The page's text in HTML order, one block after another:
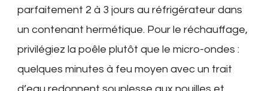
parfaitement 2 à 3 jours au réfrigérateur dans
un contenant hermétique. Pour le réchauffage,
privilégiez la poêle plutôt que le micro-ondes :
quelques minutes à feu moyen avec un trait